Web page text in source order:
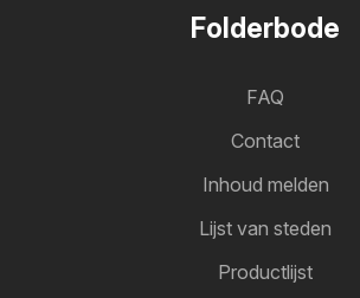
Folderbode
FAQ
Contact
Inhoud melden
Lijst van steden
Productlijst